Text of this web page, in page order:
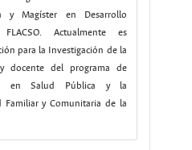
y Magíster en Desarrollo
Actualmente es
para la Investigación de la
docente del programa de
en Salud Pública y la
Familiar y Comunitaria de la